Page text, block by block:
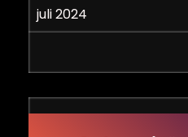
juli 2024